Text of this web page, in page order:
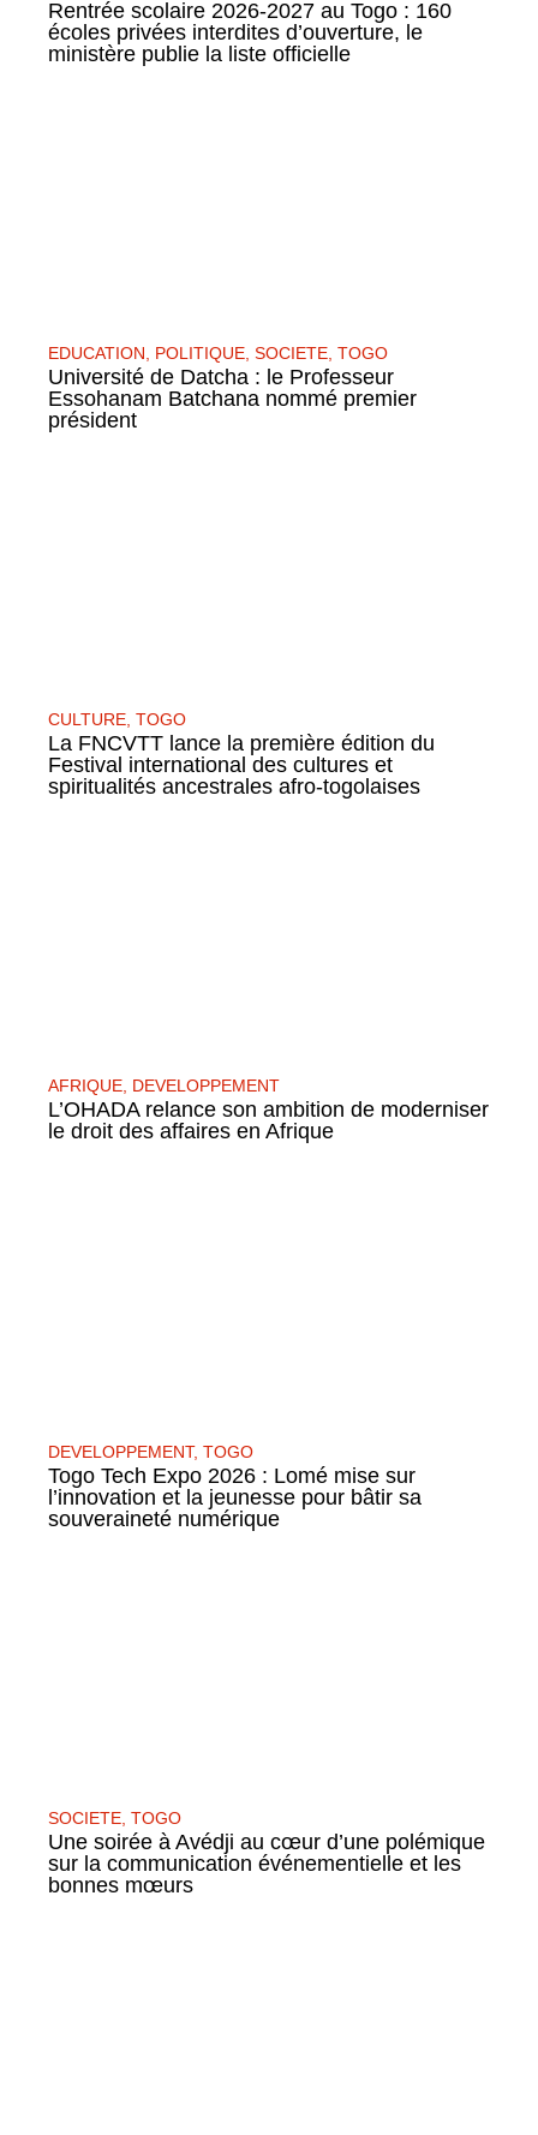
Rentrée scolaire 2026-2027 au Togo : 160
écoles privées interdites d’ouverture, le
ministère publie la liste officielle
EDUCATION POLITIQUE SOCIETE TOGO
Université de Datcha : le Professeur
Essohanam Batchana nommé premier
président
CULTURE TOGO
La FNCVTT lance la première édition du
Festival international des cultures et
spiritualités ancestrales afro-togolaises
AFRIQUE DEVELOPPEMENT
L’OHADA relance son ambition de moderniser
le droit des affaires en Afrique
DEVELOPPEMENT, TOGO
Togo Tech Expo 2026 : Lomé mise sur
l’innovation et la jeunesse pour bâtir sa
souveraineté numérique
SOCIETE TOGO
Une soirée à Avédji au cœur d’une polémique
sur la communication événementielle et les
bonnes mœurs